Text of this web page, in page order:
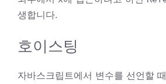
생합니다.
호이스팅
자바스크립트에서 변수를 선언할